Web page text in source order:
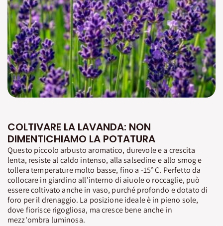
COLTIVARE LA LAVANDA: NON
DIMENTICHIAMO LA POTATURA
Questo piccolo arbusto aromatico, durevole e a crescita
lenta, resiste al caldo intenso, alla salsedine e allo smog e
tollera temperature molto basse, fino a -15° C. Perfetto da
collocare in giardino all'interno di aiuole o roccaglie, può
essere coltivato anche in vaso, purché profondo e dotato di
foro per il drenaggio. La posizione ideale è in pieno sole,
dove fiorisce rigogliosa, ma cresce bene anche in
mezz'ombra luminosa.